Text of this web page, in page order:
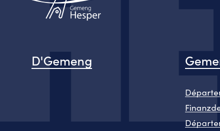
D'Gemeng